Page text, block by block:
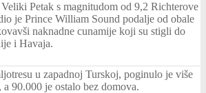
Veliki Petak s magnitudom od 9,2 Richterove
je Prince William Sound podalje od obale
naknadne cunamije koji su stigli do
i Havaja.
u zapadnoj Turskoj, poginulo je više
90.000 je ostalo bez domova.